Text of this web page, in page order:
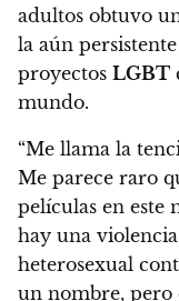
adultos obtuvo
la aún
proyectos LGBT
mundo.
“Me llama la
Me parece raro
películas en este
hay una
heterosexual
un nombre, pero